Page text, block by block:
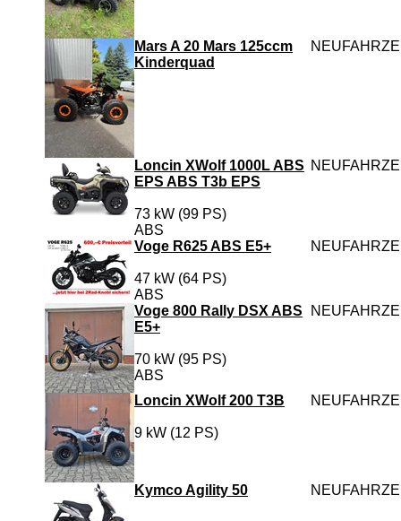
Mars A 20 Mars 125ccm
Kinderquad
Loncin XWolf 1000L ABS
EPS ABS T3b EPS
73 kW (99 PS)
ABS
Voge R625 ABS E5+
47 kW (64 PS)
ABS
Voge 800 Rally DSX ABS
E5+
70 kW (95 PS)
ABS
Loncin XWolf 200 T3B
9 kW (12 PS)
Kymco Agility 50